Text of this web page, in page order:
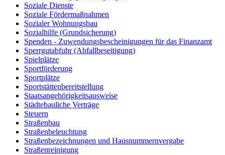
Soziale Dienste
Soziale Fördermaßnahmen
Sozialer Wohnungsbau
Sozialhilfe (Grundsicherung)
Spenden - Zuwendungsbescheinigungen für das Finanzamt
Sperrgutabfuhr (Abfallbeseitigung)
Spielplätze
Sportförderung
Sportplätze
Sportstättenbereitstellung
Staatsangehörigkeitsausweise
Städtebauliche Verträge
Steuern
Straßenbau
Straßenbeleuchtung
Straßenbezeichnungen und Hausnummernvergabe
Straßenreinigung